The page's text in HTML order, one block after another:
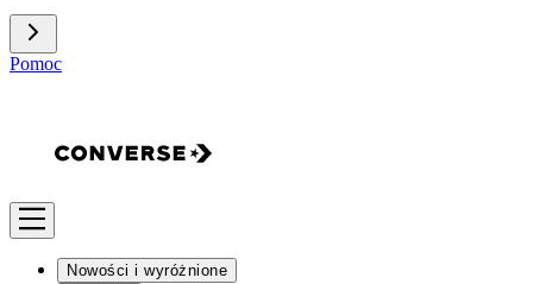
Pomoc
Nowości i wyróżnione